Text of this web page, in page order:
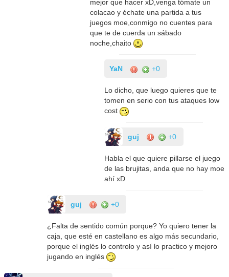
mejor que hacer xD,venga tómate un
colacao y échate una partida a tus
juegos moe,conmigo no cuentes para
que te de cuerda un sábado
noche,chaito
YaN +0
Lo dicho, que luego quieres que te
tomen en serio con tus ataques low
cost
guj +0
Habla el que quiere pillarse el juego
de las brujitas, anda que no hay moe
ahí xD
guj +0
¿Falta de sentido común porque? Yo quiero tener la
caja, que esté en castellano es algo más secundario,
porque el inglés lo controlo y así lo practico y mejoro
jugando en inglés